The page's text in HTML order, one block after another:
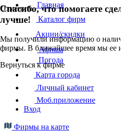
Отменить
Спасибо, что помогаете
лучше!
Мы получили информацию о
фирмы. В ближайшее время мы ее
Вернуться к фирме
Главная
Каталог фирм
Акции/скидки
Афиша
Погода
Карта города
Личный кабинет
Моб.приложение
Вход
Фирмы на карте